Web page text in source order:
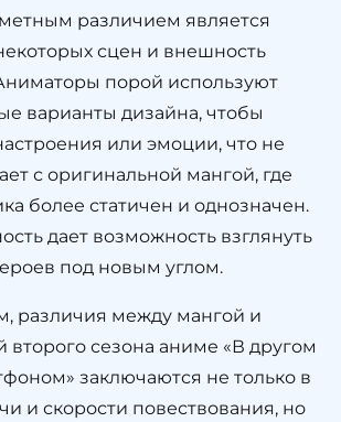
различием является
сцен и внешность
порой используют
варианты дизайна, чтобы
или эмоции, что не
с оригинальной мангой, где
более статичен и однозначен.
дает возможность взглянуть
под новым углом.
различия между мангой и
второго сезона аниме «В другом
заключаются не только в
и скорости повествования, но